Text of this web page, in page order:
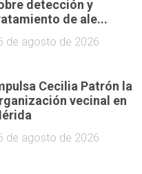
detección y
de ale...
de agosto de 2026
Cecilia Patrón la
vecinal en
de agosto de 2026